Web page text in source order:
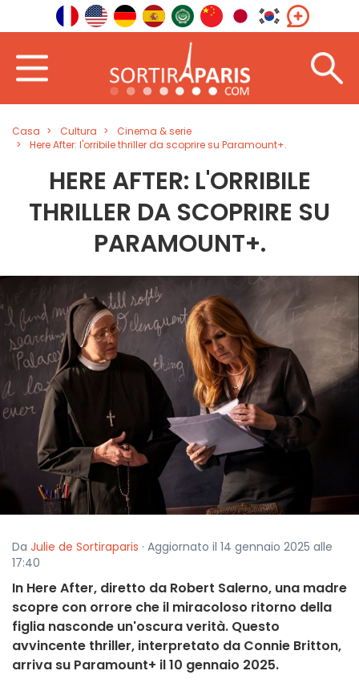
Casa Cultura
Cinema & serie
Here After: l'orribile thriller da scoprire su Paramount+.
HERE AFTER: L'ORRIBILE
THRILLER DA SCOPRIRE SU
PARAMOUNT+.
Da Julie de Sortiraparis · Aggiornato il 14 gennaio 2025 alle
17:40
In Here After, diretto da Robert Salerno, una madre
scopre con orrore che il miracoloso ritorno della
figlia nasconde un'oscura verità. Questo
avvincente thriller, interpretato da Connie Britton,
arriva su Paramount+ il 10 gennaio 2025.